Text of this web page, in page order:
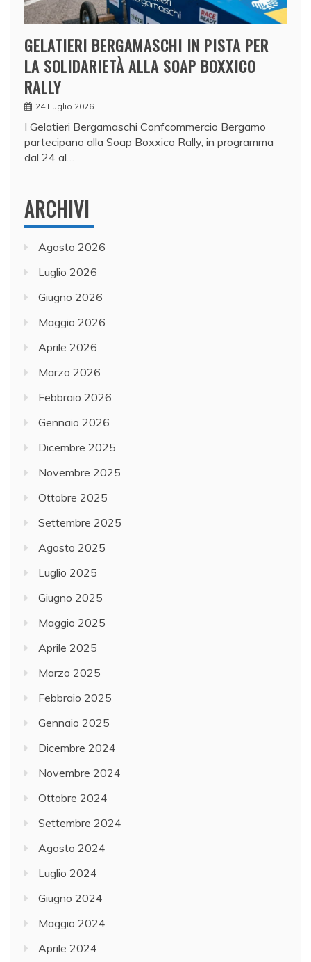
GELATIERI BERGAMASCHI IN PISTA PER
LA SOLIDARIETÀ ALLA SOAP BOXXICO
RALLY
24 Luglio 2026
I Gelatieri Bergamaschi Confcommercio Bergamo
partecipano alla Soap Boxxico Rally, in programma
dal 24 al…
ARCHIVI
Agosto 2026
Luglio 2026
Giugno 2026
Maggio 2026
Aprile 2026
Marzo 2026
Febbraio 2026
Gennaio 2026
Dicembre 2025
Novembre 2025
Ottobre 2025
Settembre 2025
Agosto 2025
Luglio 2025
Giugno 2025
Maggio 2025
Aprile 2025
Marzo 2025
Febbraio 2025
Gennaio 2025
Dicembre 2024
Novembre 2024
Ottobre 2024
Settembre 2024
Agosto 2024
Luglio 2024
Giugno 2024
Maggio 2024
Aprile 2024